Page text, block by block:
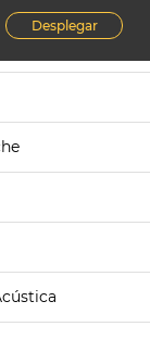
Desplegar